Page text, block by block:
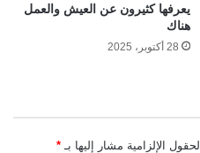
يعرفها كثيرون عن العيش والعمل
هناك
28 أكتوبر، 2025
الحقول الإلزامية مشار إليها بـ *